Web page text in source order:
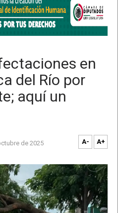
en
del Río por
aquí un
de 2025 A- A+